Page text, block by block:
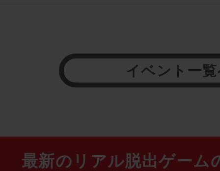
イベント一
最新のリアル脱出ゲーム